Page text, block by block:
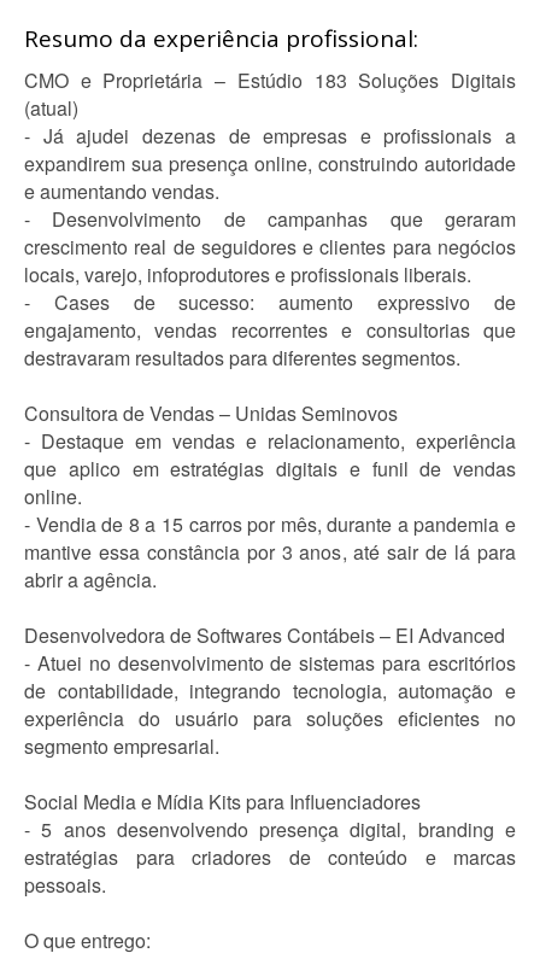
Resumo da experiência profissional:
CMO e Proprietária – Estúdio 183 Soluções Digitais
(atual)
- Já ajudei dezenas de empresas e profissionais a
expandirem sua presença online, construindo autoridade
e aumentando vendas.
- Desenvolvimento de campanhas que geraram
crescimento real de seguidores e clientes para negócios
locais, varejo, infoprodutores e profissionais liberais.
- Cases de sucesso: aumento expressivo de
engajamento, vendas recorrentes e consultorias que
destravaram resultados para diferentes segmentos.
Consultora de Vendas – Unidas Seminovos
- Destaque em vendas e relacionamento, experiência
que aplico em estratégias digitais e funil de vendas
online.
- Vendia de 8 a 15 carros por mês, durante a pandemia e
mantive essa constância por 3 anos, até sair de lá para
abrir a agência.
Desenvolvedora de Softwares Contábeis – EI Advanced
- Atuei no desenvolvimento de sistemas para escritórios
de contabilidade, integrando tecnologia, automação e
experiência do usuário para soluções eficientes no
segmento empresarial.
Social Media e Mídia Kits para Influenciadores
- 5 anos desenvolvendo presença digital, branding e
estratégias para criadores de conteúdo e marcas
pessoais.
O que entrego: